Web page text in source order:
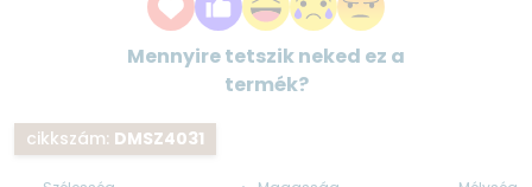
Mennyire tetszik neked ez a
termék?
cikkszám: DMSZ4031